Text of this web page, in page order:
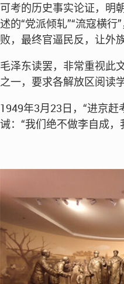
可考的历史事实论证，明
述的“党派倾轧”“流寇横
败，最终官逼民反，让外
毛泽东读罢，非常重视此
之一，要求各解放区阅读学
1949年3月23日，“进京
诫：“我们绝不做李自成